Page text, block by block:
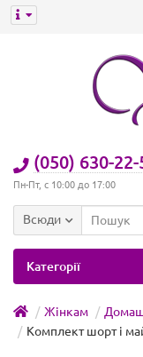
(050) 630-22-
Пн-Пт, с 10:00 до 17:00
Всюди
Категорії
Жінкам
Комплект шорт і